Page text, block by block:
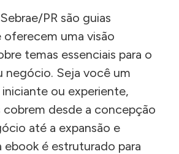
PR são guias
uma visão
temas essenciais para o
negócio. Seja você um
ou experiente,
cobrem desde a concepção
até a expansão e
ebook é estruturado para